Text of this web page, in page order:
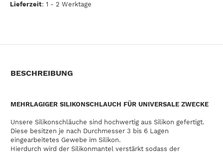
Lieferzeit: 1 - 2 Werktage
BESCHREIBUNG
MEHRLAGIGER SILIKONSCHLAUCH FÜR UNIVERSALE ZWECKE
Unsere Silikonschläuche sind hochwertig aus Silikon gefertigt.
Diese besitzen je nach Durchmesser 3 bis 6 Lagen
eingearbeitetes Gewebe im Silikon.
Hierdurch wird der Silikonmantel verstärkt sodass der